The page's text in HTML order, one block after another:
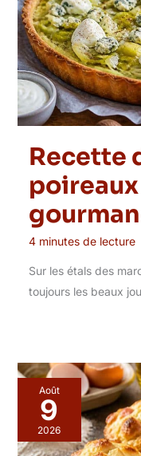
Recette
4 minutes de lecture
Sur les étals des
toujours les beaux
Août
9
2026